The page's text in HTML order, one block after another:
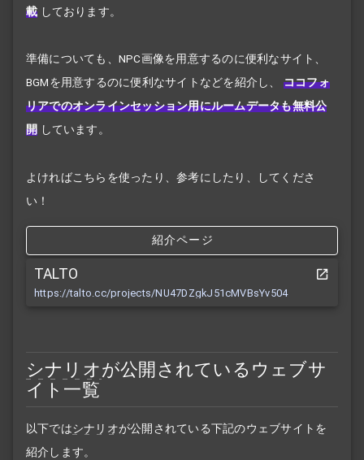
載 しております。
準備についても、NPC画像を用意するのに便利なサイト、
BGMを用意するのに便利なサイトなどを紹介し、
ココフォ
リアでのオンラインセッション用にルームデータも無料公
開 しています。
よければこちらを使ったり、参考にしたり、してくださ
い！
紹介ページ
TALTO
https://talto.cc/projects/NU47DZgkJ51cMVBsYv504
シナリオが公開されているウェブサ
イト一覧
以下ではシナリオが公開されている下記のウェブサイトを
紹介します。